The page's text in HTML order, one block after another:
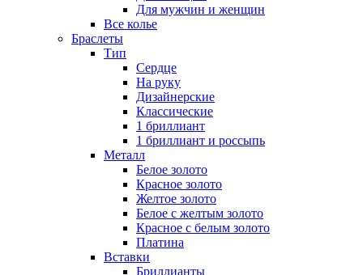
Для мужчин и женщин
Все колье
Браслеты
Тип
Сердце
На руку
Дизайнерские
Классические
1 бриллиант
1 бриллиант и россыпь
Металл
Белое золото
Красное золото
Желтое золото
Белое с желтым золото
Красное с белым золото
Платина
Вставки
Бриллианты